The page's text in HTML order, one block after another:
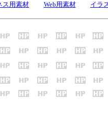
ス用素材
Web用素材 イラ